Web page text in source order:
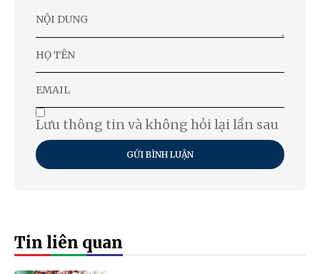
Lưu thông tin và không hỏi lại lần sau
GỬI BÌNH LUẬN
Tin liên quan